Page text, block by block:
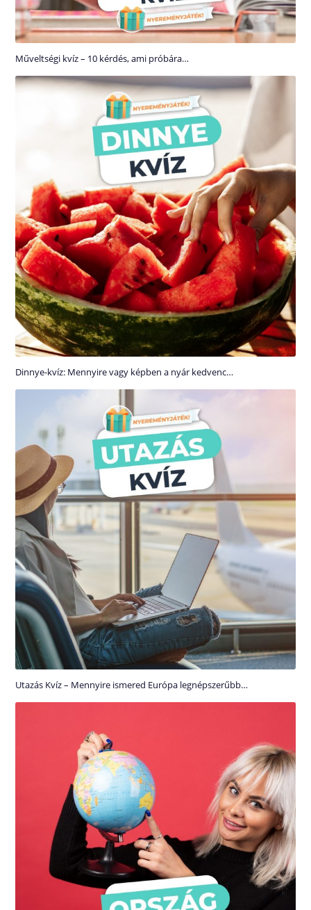
Műveltségi kvíz – 10 kérdés, ami próbára…
Dinnye-kvíz: Mennyire vagy képben a nyár kedvenc…
Utazás Kvíz – Mennyire ismered Európa legnépszerűbb…